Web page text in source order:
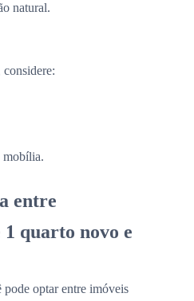
natural.
mobília.
entre
quarto novo e
pode optar entre imóveis